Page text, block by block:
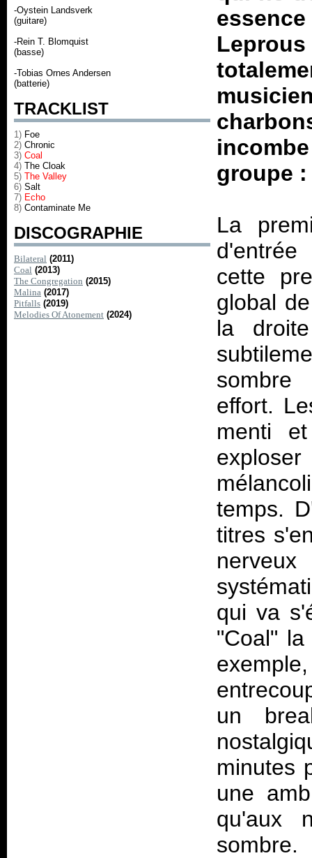
-Oystein Landsverk
(guitare)
-Rein T. Blomquist
(basse)
-Tobias Ornes Andersen
(batterie)
TRACKLIST
1) Foe
2) Chronic
3) Coal
4) The Cloak
5) The Valley
6) Salt
7) Echo
8) Contaminate Me
DISCOGRAPHIE
Bilateral (2011)
Coal (2013)
The Congregation (2015)
Malina (2017)
Pitfalls (2019)
Melodies Of Atonement (2024)
groupe
La
d'entrée
cette
global
la
sombre
effort.
menti
temps.
titres
qui va
"Coal"
un
minutes
une
qu'aux
sombre.